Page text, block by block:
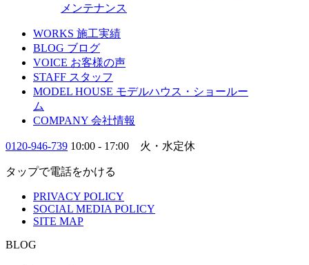
メンテナンス
WORKS 施工実績
BLOG ブログ
VOICE お客様の声
STAFF スタッフ
MODEL HOUSE モデルハウス・ショールー
ム
COMPANY 会社情報
0120-946-739 10:00 - 17:00 火・水定休
タップで電話をかける
PRIVACY POLICY
SOCIAL MEDIA POLICY
SITE MAP
BLOG